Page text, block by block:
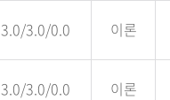
3.0/3.0/0.0 이론
3.0/3.0/0.0 이론